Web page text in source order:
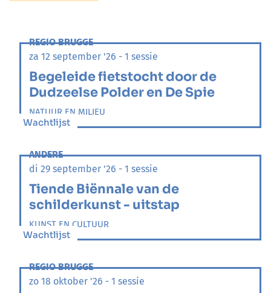
REGIO BRUGGE
za 12 september '26 - 1 sessie
Begeleide fietstocht door de
Dudzeelse Polder en De Spie
NATUUR EN MILIEU
Wachtlijst
ANDERE
di 29 september '26 - 1 sessie
Tiende Biënnale van de
schilderkunst - uitstap
KUNST EN CULTUUR
Wachtlijst
REGIO BRUGGE
zo 18 oktober '26 - 1 sessie